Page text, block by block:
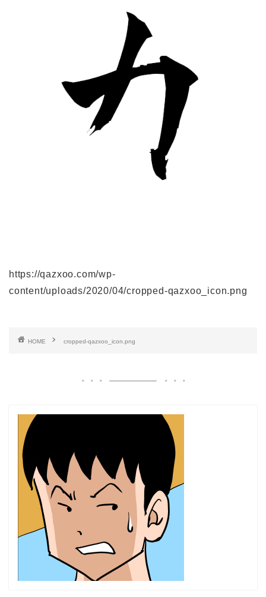
https://qazxoo.com/wp-
content/uploads/2020/04/cropped-qazxoo_icon.png
HOME cropped-qazxoo_icon.png